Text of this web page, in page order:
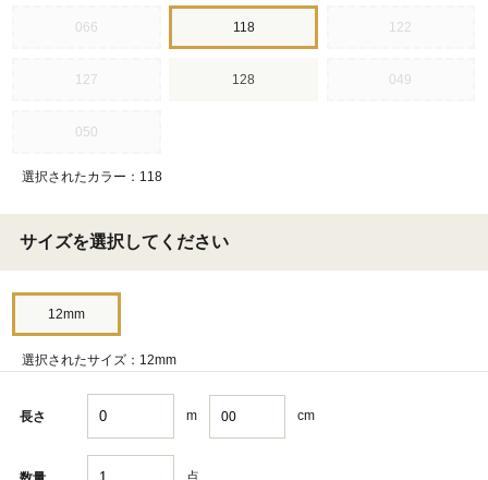
066 118 122
127 128 049
050
選択されたカラー：118
サイズを選択してください
12mm
選択されたサイズ：12mm
長さ m cm
点